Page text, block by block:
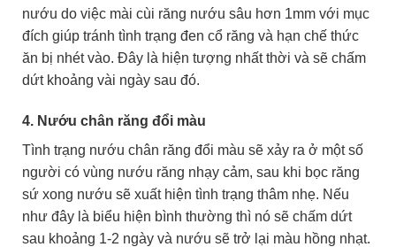
nướu do việc mài cùi răng nướu sâu hơn 1mm với mục
đích giúp tránh tình trạng đen cổ răng và hạn chế thức
ăn bị nhét vào. Đây là hiện tượng nhất thời và sẽ chấm
dứt khoảng vài ngày sau đó.
4. Nướu chân răng đổi màu
Tình trạng nướu chân răng đổi màu sẽ xảy ra ở một số
người có vùng nướu răng nhạy cảm, sau khi bọc răng
sứ xong nướu sẽ xuất hiện tình trạng thâm nhẹ. Nếu
như đây là biểu hiện bình thường thì nó sẽ chấm dứt
sau khoảng 1-2 ngày và nướu sẽ trở lại màu hồng nhạt.